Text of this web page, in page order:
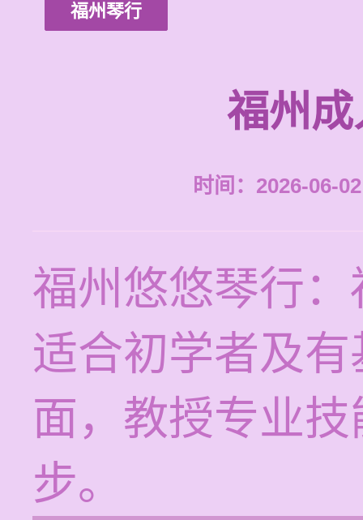
福州琴行
福州
时间：2026-06-
福州悠悠琴行
适合初学者及
面，教授专业
步。